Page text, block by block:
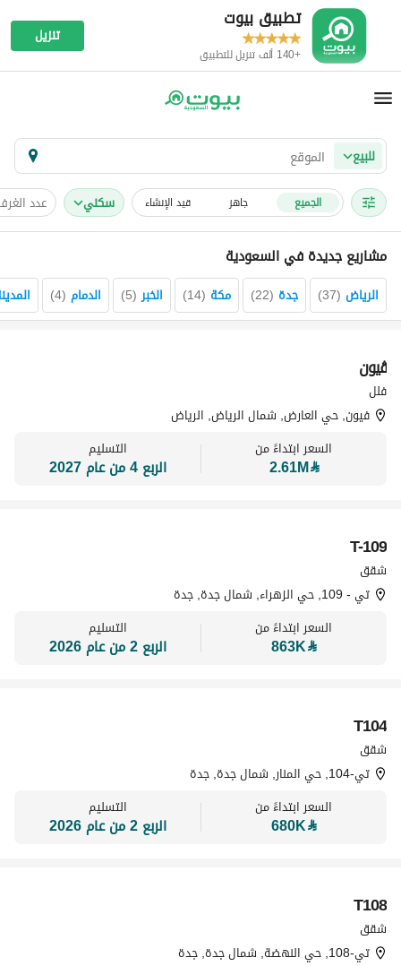
تطبيق بيوت
+140 ألف تنزيل للتطبيق
تنزيل
للبيع
الجميع جاهز قيد الإنشاء سكني عدد
مشاريع جديدة في السعودية
الرياض (
37
) جدة (
22
) مكة (
14
) الخبر (
5
) الدمام (
4
)
تسويق بواسطةڤيون
فلل
فيون, حي العارض, شمال الرياض, الرياض
السعر ابتداءً من
⃁
2.61M
التسليم
الربع 4 من عام 2027
تسويق بواسطةT-109
شقق
تي - 109, حي الزهراء, شمال جدة, جدة
السعر ابتداءً من
⃁
863K
التسليم
الربع 2 من عام 2026
تسويق بواسطةT104
شقق
تي-104, حي المنار, شمال جدة, جدة
السعر ابتداءً من
⃁
680K
التسليم
الربع 2 من عام 2026
تسويق بواسطةT108
شقق
تي-108, حي النهضة, شمال جدة, جدة